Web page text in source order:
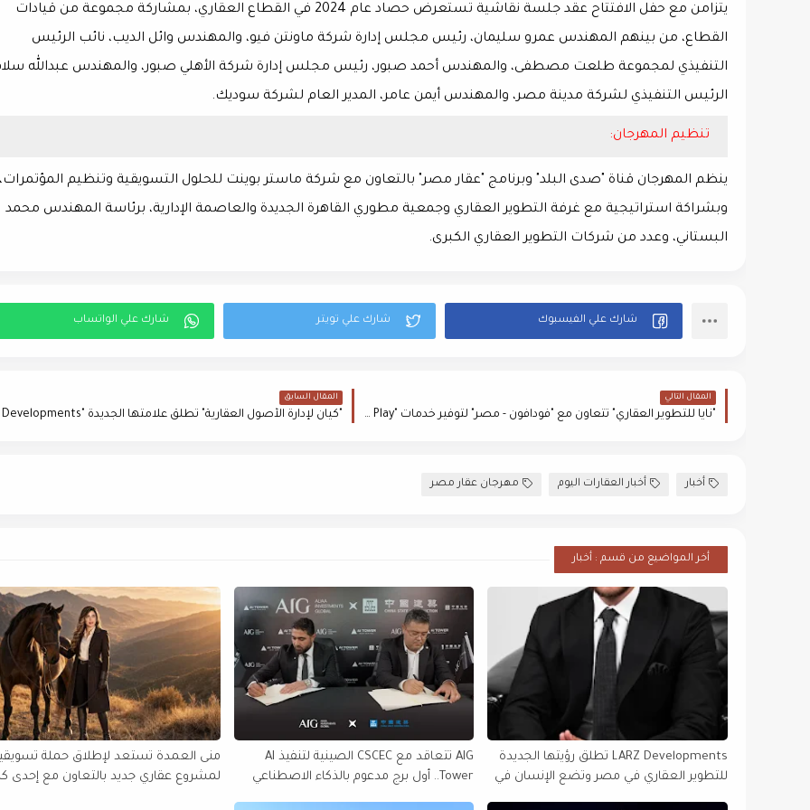
يتزامن مع حفل الافتتاح عقد جلسة نقاشية تستعرض حصاد عام 2024 في القطاع العقاري، بمشاركة مجموعة من قيادات
القطاع، من بينهم المهندس عمرو سليمان، رئيس مجلس إدارة شركة ماونتن فيو، والمهندس وائل الديب، نائب الرئيس
التنفيذي لمجموعة طلعت مصطفى، والمهندس أحمد صبور، رئيس مجلس إدارة شركة الأهلي صبور، والمهندس عبدالله
الرئيس التنفيذي لشركة مدينة مصر، والمهندس أيمن عامر، المدير العام لشركة سوديك.
تنظيم المهرجان:
ينظم المهرجان قناة "صدى البلد" وبرنامج "عقار مصر" بالتعاون مع شركة ماستر بوينت للحلول التسويقية وتنظيم
وبشراكة استراتيجية مع غرفة التطوير العقاري وجمعية مطوري القاهرة الجديدة والعاصمة الإدارية، برئاسة المهندس محمد
البستاني، وعدد من شركات التطوير العقاري الكبرى.
المقال التالي
"نايا للتطوير العقاري" تتعاون مع "فودافون - مصر" لتوفير خدمات "Triple Play" في مشروعاتها
المقال السابق
أخبار أخبار العقارات اليوم مهرجان عقار مصر
أخر المواضيع من قسم : أخبار
LARZ Developments تطلق رؤيتها الجديدة
للتطوير العقاري في مصر وتضع الإنسان في
AIG تتعاقد مع CSCEC الصينية لتنفيذ AI
Tower.. أول برج مدعوم بالذكاء الاصطناعي
منى العمدة تستعد لإطلاق حملة
لمشروع عقاري جديد بالتعاون مع إحدى